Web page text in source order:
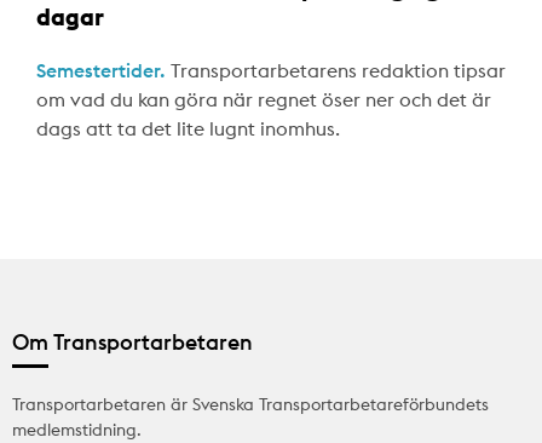
dagar
Semestertider. Transportarbetarens redaktion tipsar
om vad du kan göra när regnet öser ner och det är
dags att ta det lite lugnt inomhus.
Om Transportarbetaren
Transportarbetaren är Svenska Transportarbetareförbundets
medlemstidning.